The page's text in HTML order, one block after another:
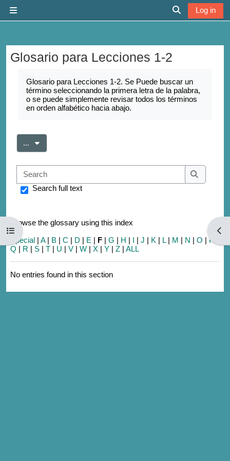
Toggle search
Log in
Open course index
Glosario para Lecciones 1-2
Glosario para Lecciones 1-2. Se Puede buscar un
término seleccionando la primera letra de la palabra,
o se puede simplemente revisar todos los términos
en orden alfabético hacia abajo.
... Export entries
Search
Search
Search full text
Browse the glossary using this index
Special | A| B | C | D | E | F | G | H | I | J | K | L| M | N | O |P
Q | R | S | T | U | V | W | X | Y | Z | ALL
No entries found in this section